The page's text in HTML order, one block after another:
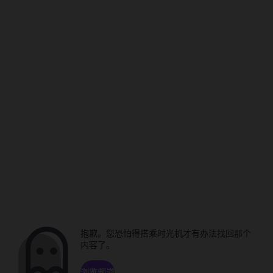
抱歉。您恐怕得搭乘时光机才有办法找回那个
内容了。